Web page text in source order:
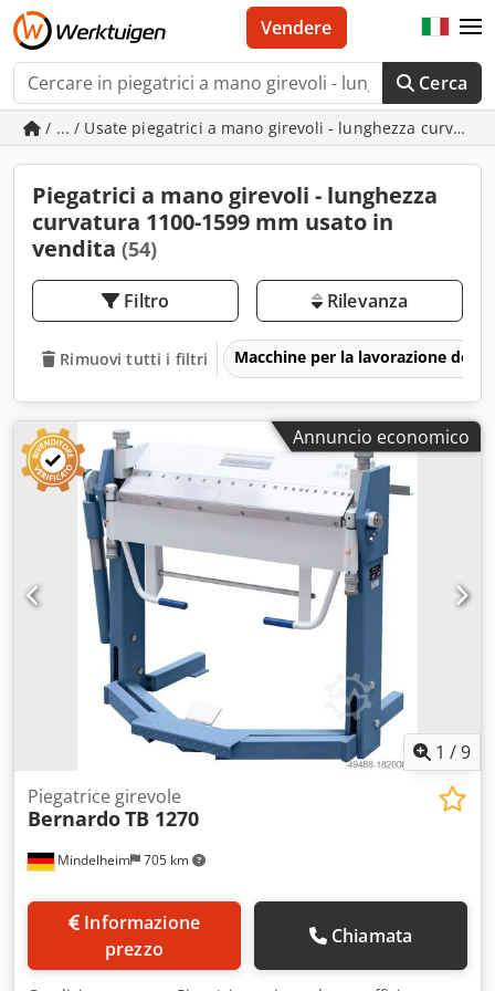
Cerca
Vendere
/ ... / Usate piegatrici a mano girevoli - lunghezza
Piegatrici a mano girevoli - lunghezza
curvatura 1100-1599 mm usato in
vendita (54)
Filtro Rilevanza
Rimuovi tutti i filtri Macchine per la lavorazione del
Annuncio economico
1 /9
Mindelheim 705 km
Piegatrice girevole
BernardoTB 1270
prezzo
Chiamata